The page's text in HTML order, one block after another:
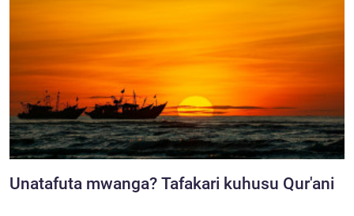
Unatafuta mwanga? Tafakari kuhusu Qur'ani